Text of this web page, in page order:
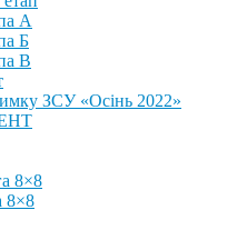
А
Б
В
ЗСУ «Осінь 2022»
8×8
8×8